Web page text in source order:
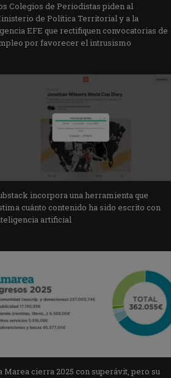
Colegios de Periodistas piden al
de Política Territorial y a la
EFE que rectifiquen convocatorias de
por favorecer el intrusismo
incorpora una herramienta que
cuánto contenido ha sido escrito con
artificial
Marea cierra 2025 con superávit, pero su